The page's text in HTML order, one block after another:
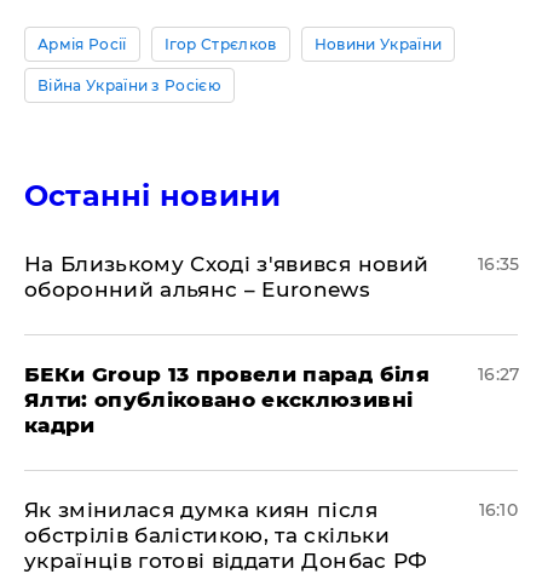
Армія Росії Ігор Стрєлков Новини України
Війна України з Росією
Останні новини
На Близькому Сході з'явився новий
оборонний альянс – Euronews
16:35
БЕКи Group 13 провели парад біля
Ялти: опубліковано ексклюзивні
кадри
16:27
Як змінилася думка киян після
обстрілів балістикою, та скільки
українців готові віддати Донбас РФ
16:10